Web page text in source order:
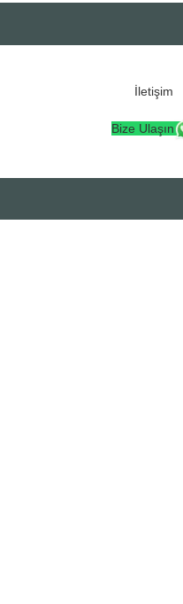
İletişim
Bize Ulaşın